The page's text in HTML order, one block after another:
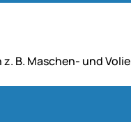
B. Maschen- und